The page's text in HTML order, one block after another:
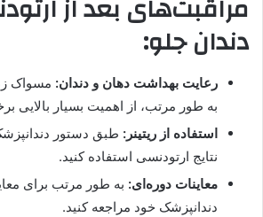
مراقبت‌های بعد از
دندان جلو:
رعایت بهداشت دهان و دندان: مسواک
به طور مرتب، از اهمیت بسیار بالایی
استفاده از ریتینر: طبق دستور
نتایج ارتودنسی استفاده کنید.
معاینات دوره‌ای: به طور مرتب برای
دندانپزشک خود مراجعه کنید.